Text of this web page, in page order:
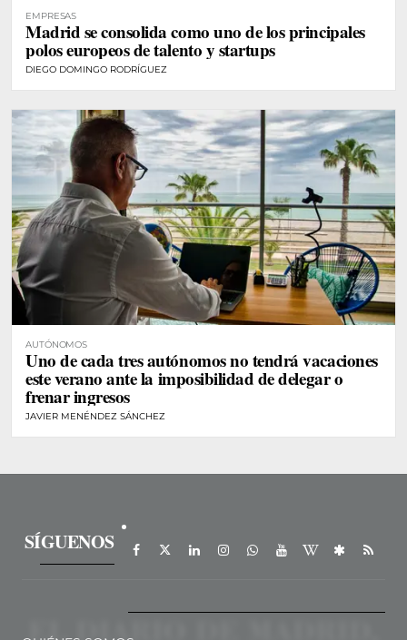
EMPRESAS
Madrid se consolida como uno de los principales
polos europeos de talento y startups
DIEGO DOMINGO RODRÍGUEZ
AUTÓNOMOS
Uno de cada tres autónomos no tendrá vacaciones
este verano ante la imposibilidad de delegar o
frenar ingresos
JAVIER MENÉNDEZ SÁNCHEZ
SÍGUENOS